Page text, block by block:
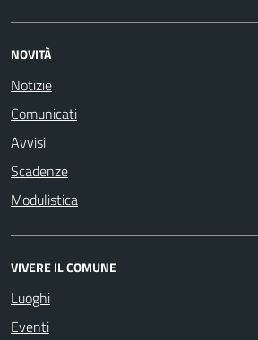
NOVITÀ
Notizie
Comunicati
Avvisi
Scadenze
Modulistica
VIVERE IL COMUNE
Luoghi
Eventi